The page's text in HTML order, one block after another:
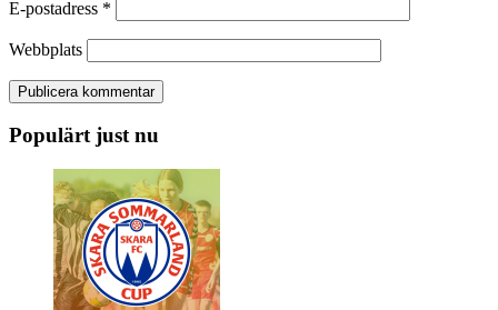
E-postadress *
Webbplats
Populärt just nu